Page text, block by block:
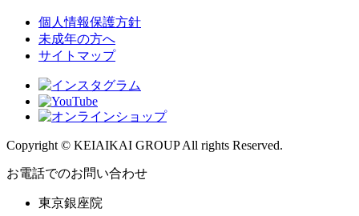
個人情報保護方針
未成年の方へ
サイトマップ
Copyright © KEIAIKAI GROUP All rights Reserved.
お電話でのお問い合わせ
東京銀座院